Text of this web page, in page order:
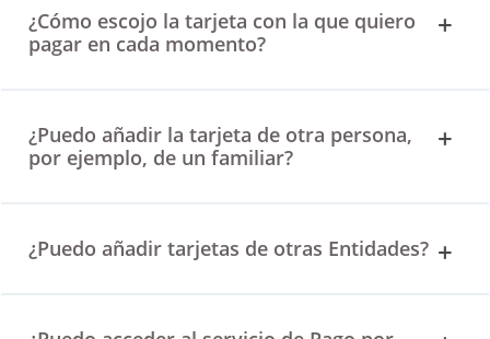
¿Cómo escojo la tarjeta con la que quiero
pagar en cada momento?
¿Puedo añadir la tarjeta de otra persona,
por ejemplo, de un familiar?
¿Puedo añadir tarjetas de otras Entidades?